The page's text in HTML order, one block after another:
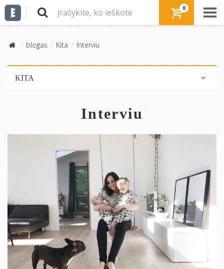
0
blogas Kita Interviu
KITA
E-interjeras svečiai
Dizaino objektai
Daiktų istorijos
Interviu